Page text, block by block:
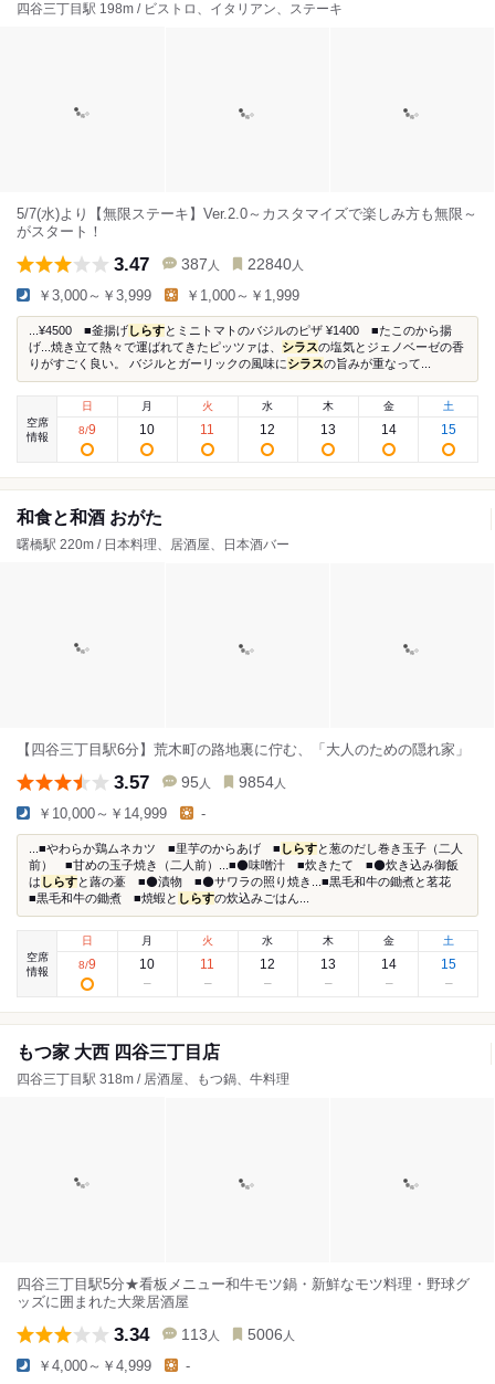
四谷三丁目駅 198m / ビストロ、イタリアン、ステーキ
5/7(水)より【無限ステーキ】Ver.2.0～カスタマイズで楽しみ方も無限～
がスタート！
3.47 387 人 22840 人
￥3,000～￥3,999 ￥1,000～￥1,999
...¥4500 ■釜揚げ しらすとミニトマトのバジルのピザ ¥1400 ■たこのから揚
げ...焼き立て熱々で運ばれてきたピッツァは、 シラスの塩気とジェノベーゼの香
りがすごく良い。 バジルとガーリックの風味にシラスの旨みが重なって...
空席
情報
日
8/9
月
10
火
11
水
12
木
13
金
14
土
15
和食と和酒 おがた
曙橋駅 220m / 日本料理、居酒屋、日本酒バー
【四谷三丁目駅6分】荒木町の路地裏に佇む、「大人のための隠れ家」
3.57 95 人 9854 人
￥10,000～￥14,999 -
...■やわらか鶏ムネカツ ■里芋のからあげ ■ しらすと葱のだし巻き玉子（二人
前） ■甘めの玉子焼き（二人前）...■⚫味噌汁 ■炊きたて ■⚫炊き込み御飯
は しらすと蕗の薹 ■⚫漬物 ■⚫サワラの照り焼き...■黒毛和牛の鋤煮と茗花
■黒毛和牛の鋤煮 ■焼蝦と しらすの炊込みごはん...
空席
情報
日
8/9
月
10
火
11
水
12
木
13
金
14
土
15
もつ家 大西 四谷三丁目店
四谷三丁目駅 318m / 居酒屋、もつ鍋、牛料理
四谷三丁目駅5分★看板メニュー和牛モツ鍋・新鮮なモツ料理・野球グ
ッズに囲まれた大衆居酒屋
3.34 113 人 5006 人
￥4,000～￥4,999 -